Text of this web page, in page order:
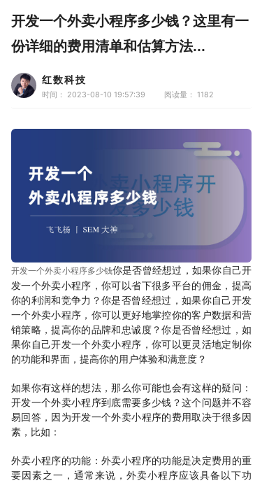
开发一个外卖小程序多少钱？这里有一
份详细的费用清单和估算方法...
红数科技
时间： 2023-08-10 19:57:39 阅读量： 1182
开发一个外卖小程序多少钱你是否曾经想过，如果你自己开
发一个外卖小程序，你可以省下很多平台的佣金，提高
你的利润和竞争力？你是否曾经想过，如果你自己开发
一个外卖小程序，你可以更好地掌控你的客户数据和营
销策略，提高你的品牌和忠诚度？你是否曾经想过，如
果你自己开发一个外卖小程序，你可以更灵活地定制你
的功能和界面，提高你的用户体验和满意度？
如果你有这样的想法，那么你可能也会有这样的疑问：
开发一个外卖小程序到底需要多少钱？这个问题并不容
易回答，因为开发一个外卖小程序的费用取决于很多因
素，比如：
外卖小程序的功能：外卖小程序的功能是决定费用的重
要因素之一，通常来说，外卖小程序应该具备以下功